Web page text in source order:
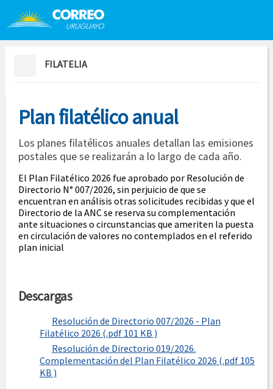
Saltar al contenido
FILATELIA
Plan filatélico anual
Los planes filatélicos anuales detallan las emisiones
postales que se realizarán a lo largo de cada año.
El Plan Filatélico 2026 fue aprobado por Resolución de
Directorio N° 007/2026, sin perjuicio de que se
encuentran en análisis otras solicitudes recibidas y que el
Directorio de la ANC se reserva su complementación
ante situaciones o circunstancias que ameriten la puesta
en circulación de valores no contemplados en el referido
plan inicial
Descargas
Resolución de Directorio 007/2026 - Plan
Filatélico 2026 (.pdf 101 KB )
Resolución de Directorio 019/2026.
Complementación del Plan Filatélico 2026 (.pdf 105
KB )